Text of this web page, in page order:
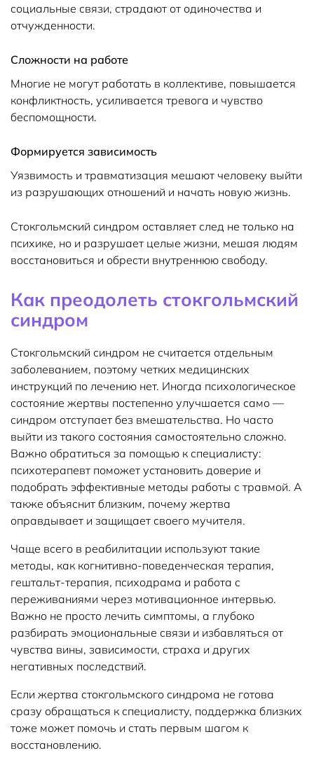
социальные связи, страдают от одиночества и
отчужденности.
Сложности на работе
Многие не могут работать в коллективе, повышается
конфликтность, усиливается тревога и чувство
беспомощности.
Формируется зависимость
Уязвимость и травматизация мешают человеку выйти
из разрушающих отношений и начать новую жизнь.
Стокгольмский синдром оставляет след не только на
психике, но и разрушает целые жизни, мешая людям
восстановиться и обрести внутреннюю свободу.
Как преодолеть стокгольмский
синдром
Стокгольмский синдром не считается отдельным
заболеванием, поэтому четких медицинских
инструкций по лечению нет. Иногда психологическое
состояние жертвы постепенно улучшается само —
синдром отступает без вмешательства. Но часто
выйти из такого состояния самостоятельно сложно.
Важно обратиться за помощью к специалисту:
психотерапевт поможет установить доверие и
подобрать эффективные методы работы с травмой. А
также объяснит близким, почему жертва
оправдывает и защищает своего мучителя.
Чаще всего в реабилитации используют такие
методы, как когнитивно-поведенческая терапия,
гештальт-терапия, психодрама и работа с
переживаниями через мотивационное интервью.
Важно не просто лечить симптомы, а глубоко
разбирать эмоциональные связи и избавляться от
чувства вины, зависимости, страха и других
негативных последствий.
Если жертва стокгольмского синдрома не готова
сразу обращаться к специалисту, поддержка близких
тоже может помочь и стать первым шагом к
восстановлению.